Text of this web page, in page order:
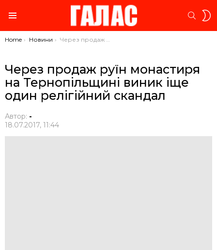
You are here:
Home Новини Через продаж руїн монастиря на Тернопільщині виник іще один релігійний скандал
Через продаж руїн монастиря
на Тернопільщині виник іще
один релігійний скандал
Автор: -
18.07.2017, 11:44